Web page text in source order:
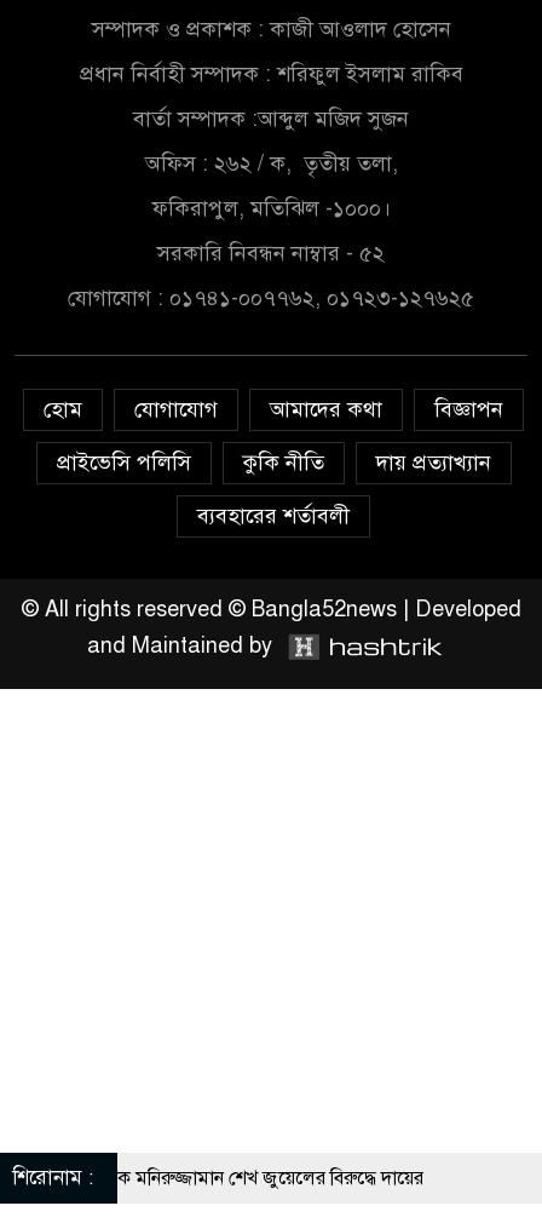
মাইক্রোপ্লাস্টিক, বেশি কই মাছে
সোন্দড়া ডিহিদার বাড়ীর মোঃ আঃ
খালেকের ইন্তেকাল
সৌদিতে বাংলাদেশিদের ব্যবসায়িক
বাংলাদেশে বর্তমানে স্থিতিশীল
বাংলাদেশে বর্তমানে স্থিতিশীল
সরকার,প্রবাসীদের বিনিয়োগের
এখনই উপযুক্ত সময়
চাঁদপুরে মাটির নিচে গাঁজার ড্রাম,
সম্পাদক ও প্রকাশক : কাজী আওলাদ হোসেন
প্রধান নির্বাহী সম্পাদক : শরিফুল ইসলাম রাকিব
বার্তা সম্পাদক :আব্দুল মজিদ সুজন
অফিস : ২৬২ / ক, তৃতীয় তলা,
ফকিরাপুল, মতিঝিল -১০০০।
সরকারি নিবন্ধন নাম্বার - ৫২
যোগাযোগ : ০১৭৪১-০০৭৭৬২, ০১৭২৩-১২৭৬২৫
হোম যোগাযোগ আমাদের কথা
বিজ্ঞাপন
প্রাইভেসি পলিসি
কুকি নীতি
দায় প্রত্যাখ্যান
ব্যবহারের শর্তাবলী
© All rights reserved © Bangla52news | Developed
and Maintained by
শিরোনাম :
সাংবাদিক মনিরুজ্জামান শেখ জুয়েলের বিরুদ্ধে দায়ের